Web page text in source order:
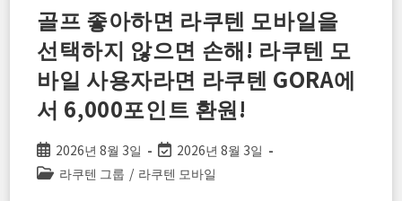
고
향
가
족
과
「무
료
영
상
통
로
외
로
움
골프 좋아하면 라쿠텐 모바일을
선택하지 않으면 손해! 라쿠텐 모
바일 사용자라면 라쿠텐 GORA에
서 6,000포인트 환원!
Post
published:
2026년 8월 3일
Post
last
2026년 8월 3일
Post라쿠텐 그룹 / 라쿠텐 모바일